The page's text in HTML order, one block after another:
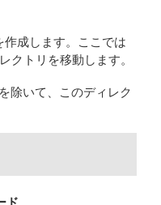
成します。ここでは
クトリを移動します。
除いて、このディレク
ド